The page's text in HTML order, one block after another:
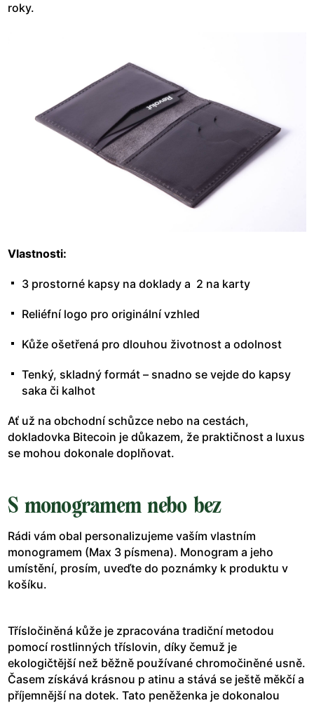
roky.
Vlastnosti:
3 prostorné kapsy na doklady a 2 na karty
Reliéfní logo pro originální vzhled
Kůže ošetřená pro dlouhou životnost a odolnost
Tenký, skladný formát – snadno se vejde do kapsy
saka či kalhot
Ať už na obchodní schůzce nebo na cestách,
dokladovka Bitecoin je důkazem, že praktičnost a luxus
se mohou dokonale doplňovat.
S monogramem nebo bez
Rádi vám obal personalizujeme vaším vlastním
monogramem (Max 3 písmena). Monogram a jeho
umístění, prosím, uveďte do poznámky k produktu v
košíku.
Třísločiněná kůže je zpracována tradiční metodou
pomocí rostlinných tříslovin, díky čemuž je
ekologičtější než běžně používané chromočiněné usně.
Časem získává krásnou p atinu a stává se ještě měkčí a
příjemnější na dotek. Tato peněženka je dokonalou